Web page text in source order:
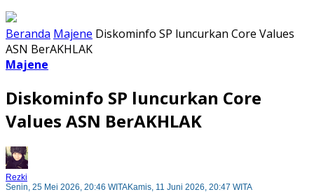
Beranda Majene Diskominfo SP luncurkan Core Values
ASN BerAKHLAK
Majene
Diskominfo SP luncurkan Core
Values ASN BerAKHLAK
Rezki
Senin, 25 Mei 2026, 20:46 WITAKamis, 11 Juni 2026, 20:47 WITA